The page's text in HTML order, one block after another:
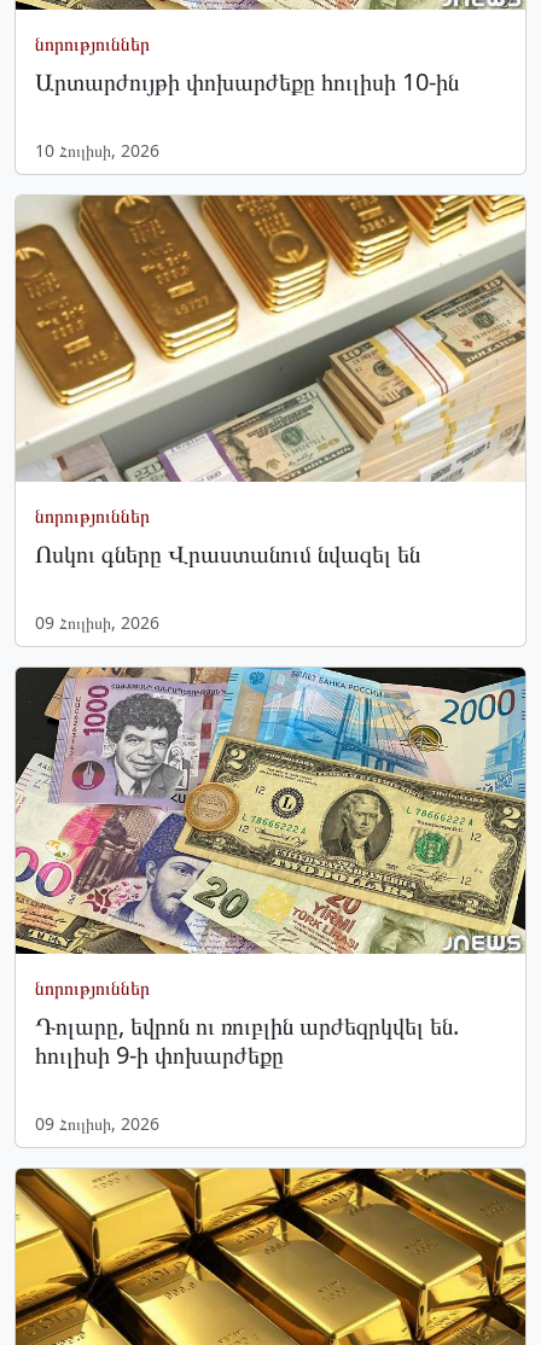
նորություններ
Արտարժույթի փոխարժեքը հուլիսի 10-ին
10 Հուլիսի, 2026
նորություններ
Ոսկու գները Վրաստանում նվազել են
09 Հուլիսի, 2026
նորություններ
Դոլարը, եվրոն ու ռուբլին արժեզրկվել են.
հուլիսի 9-ի փոխարժեքը
09 Հուլիսի, 2026